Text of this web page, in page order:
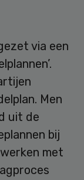
via een
Men
uit de
bij
met